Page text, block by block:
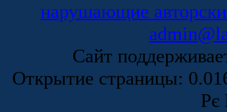
нарушающие
Сайт
Открытие страницы:
Рє